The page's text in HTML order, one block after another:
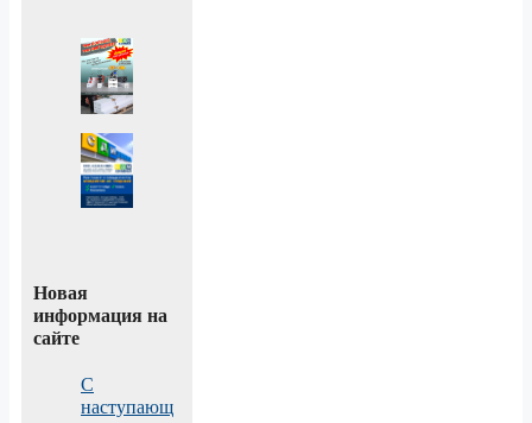
Новая
информация на
сайте
С
наступающ